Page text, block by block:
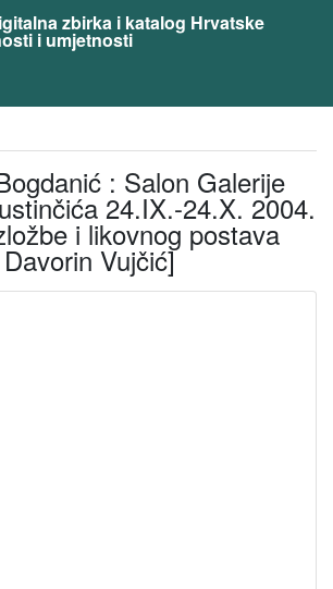
zbirka i katalog Hrvatske
i umjetnosti
: Salon Galerije
24.IX.-24.X. 2004.
i likovnog postava
Davorin Vujčić]